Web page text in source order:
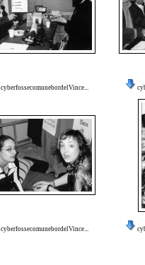
cyberfossecomunebordelVince...
cyberfossecomunebordelVince...